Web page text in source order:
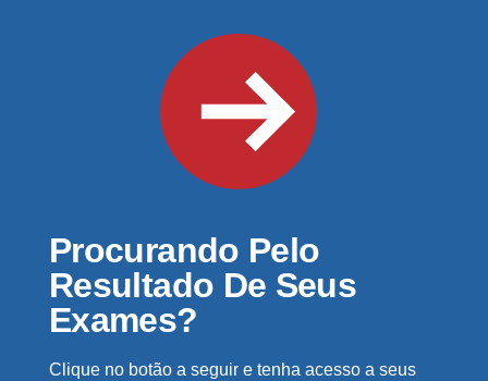
Procurando Pelo
Resultado De Seus
Exames?
Clique no botão a seguir e tenha acesso a seus